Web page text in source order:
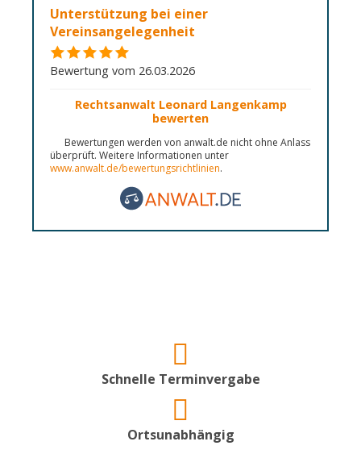
Unterstützung bei einer
Vereinsangelegenheit
Bewertung vom 26.03.2026
Rechtsanwalt Leonard Langenkamp
bewerten
Bewertungen werden von anwalt.de nicht ohne Anlass
überprüft. Weitere Informationen unter
www.anwalt.de/bewertungsrichtlinien.
Schnelle Terminvergabe
Ortsunabhängig